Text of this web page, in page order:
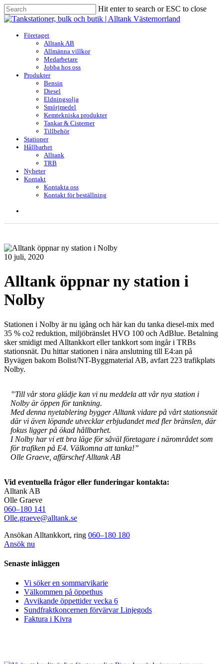
Skip
to
content
Hit enter to search or ESC to close
Close
search
Menu
Företaget
Alltank AB
Allmänna villkor
Medarbetare
Jobba hos oss
Produkter
Bensin
Diesel
Eldningsolja
Smörjmedel
Kemtekniska produkter
Tankar & Cisterner
Tillbehör
Stationer
Hållbarhet
Alltank
TRB
Nyheter
Kontakt
Kontakta oss
Kontakt för beställning
10 juli, 2020
Alltank öppnar ny station i
Nolby
Stationen i Nolby är nu igång och här kan du tanka diesel-mix med
35 % co2 reduktion, miljöbränslet HVO 100 och AdBlue. Betalning
sker smidigt med Alltankkort eller tankkort som ingår i TRBs
stationsnät. Du hittar stationen i nära anslutning till E4:an på
Byvägen bakom Bolist/NT-Byggmaterial AB, avfart 223 trafikplats
Nolby.
”Till vår stora glädje kan vi nu meddela att vår nya station i
Nolby är öppen för tankning.
Med denna nyetablering bygger Alltank vidare på vårt stationsnät
där vi även löpande utvecklar erbjudandet med fler bränslen, där
fokus ligger på ökad hållbarhet.
I Nolby har vi ett bra läge för såväl företagare i närområdet som
för trafiken på E4. Välkomna att tanka!”
Olle Graeve, affärschef Alltank AB
Vid eventuella frågor eller funderingar kontakta:
Alltank AB
Olle Graeve
060–180 141
Olle.graeve@alltank.se
Ansökan Alltankkort, ring 060–180 180
Ansök nu
Senaste inläggen
Vi söker en sommarvikarie
Välkommen på öppethus
Avvikande öppettider vecka 6
Sundfraktkoncernen förvärvar Linjegods
Faktura i Kivra